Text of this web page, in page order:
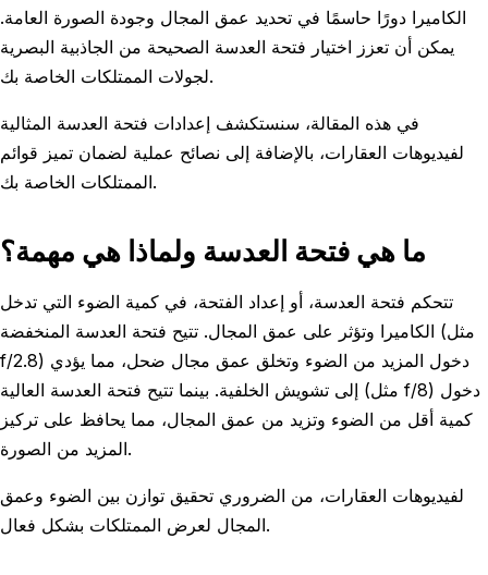
الكاميرا دورًا حاسمًا في تحديد عمق المجال وجودة الصورة العامة.
يمكن أن تعزز اختيار فتحة العدسة الصحيحة من الجاذبية البصرية
لجولات الممتلكات الخاصة بك.
في هذه المقالة، سنستكشف إعدادات فتحة العدسة المثالية
لفيديوهات العقارات، بالإضافة إلى نصائح عملية لضمان تميز قوائم
الممتلكات الخاصة بك.
ما هي فتحة العدسة ولماذا هي مهمة؟
تتحكم فتحة العدسة، أو إعداد الفتحة، في كمية الضوء التي تدخل
الكاميرا وتؤثر على عمق المجال. تتيح فتحة العدسة المنخفضة (مثل
f/2.8) دخول المزيد من الضوء وتخلق عمق مجال ضحل، مما يؤدي
إلى تشويش الخلفية. بينما تتيح فتحة العدسة العالية (مثل f/8) دخول
كمية أقل من الضوء وتزيد من عمق المجال، مما يحافظ على تركيز
المزيد من الصورة.
لفيديوهات العقارات، من الضروري تحقيق توازن بين الضوء وعمق
المجال لعرض الممتلكات بشكل فعال.